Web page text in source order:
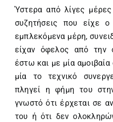
Ύστερα από λίγες
συζητήσεις που είχε
εμπλεκόμενα μέρη,
είχαν όφελος από την
έστω και με μία
μία το τεχνικό
πληγεί η φήμη του
γνωστό ότι έρχεται σε
του ή ότι δεν